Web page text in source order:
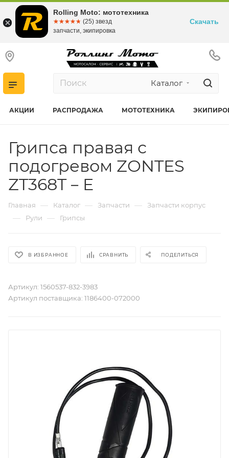
Каталог
АКЦИИ РАСПРОДАЖА МОТОТЕХНИКА
Грипса правая с
подогревом ZONTES
ZT368T－E
Главная — Каталог — Запчасти — Запчасти корпус
— Рули — Грипсы
В ИЗБРАННОЕ СРАВНИТЬ ПОДЕЛИТЬСЯ
Артикул: 1560537-832-3983
Артикул поставщика: 1186400-072000
Rolling Moto: мототехника
☆☆☆☆☆
★★★★★ (25) звезд
запчасти, экипировка
Скачать